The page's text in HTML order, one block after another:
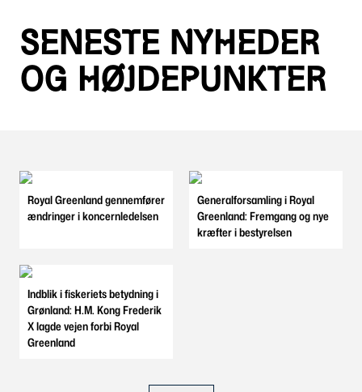
SENESTE NYHEDER
OG HØJDEPUNKTER
Royal Greenland gennemfører
ændringer i koncernledelsen
Generalforsamling i Royal
Greenland: Fremgang og nye
kræfter i bestyrelsen
Indblik i fiskeriets betydning i
Grønland: H.M. Kong Frederik
X lagde vejen forbi Royal
Greenland